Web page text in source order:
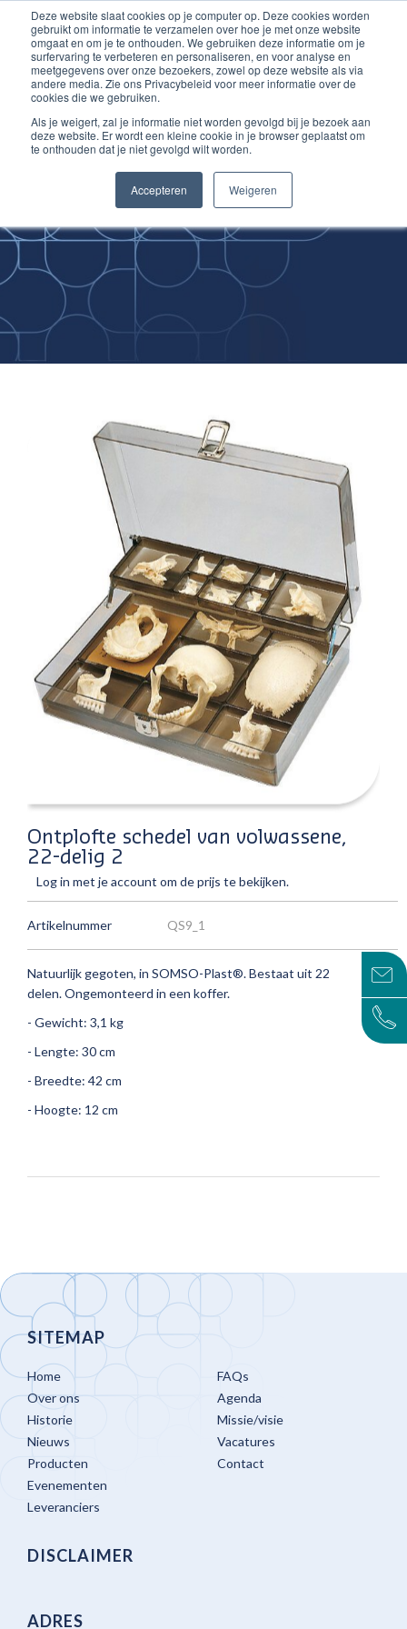
Deze website slaat cookies op je computer op. Deze cookies worden
gebruikt om informatie te verzamelen over hoe je met onze website
omgaat en om je te onthouden. We gebruiken deze informatie om je
surfervaring te verbeteren en personaliseren, en voor analyse en
meetgegevens over onze bezoekers, zowel op deze website als via
andere media. Zie ons Privacybeleid voor meer informatie over de
cookies die we gebruiken.
Als je weigert, zal je informatie niet worden gevolgd bij je bezoek aan
deze website. Er wordt een kleine cookie in je browser geplaatst om
te onthouden dat je niet gevolgd wilt worden.
Accepteren Weigeren
Inloggen account
Ga
naar
de
inhoud
Improving
Medical Skills
Ontplofte schedel van volwassene,
22-delig 2
Log in met je account om de prijs te bekijken.
Artikelnummer QS9_1
Natuurlijk gegoten, in SOMSO-Plast®.Bestaat uit 22
delen.Ongemonteerd in een koffer.
- Gewicht: 3,1 kg
- Lengte: 30 cm
- Breedte: 42 cm
- Hoogte: 12 cm
SITEMAP
Home
Over ons
Historie
Nieuws
Producten
Evenementen
Leveranciers
FAQs
Agenda
Missie/visie
Vacatures
Contact
DISCLAIMER
ADRES